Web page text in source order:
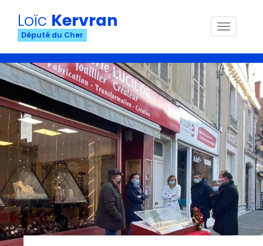
Menu
Loïc Kervran
Député du Cher